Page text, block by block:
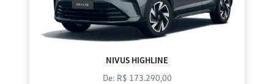
NIVUS HIGHLINE
De: R$ 173.290,00